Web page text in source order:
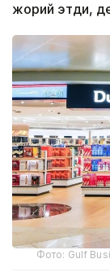
жорий этди,
Фото: Gulf